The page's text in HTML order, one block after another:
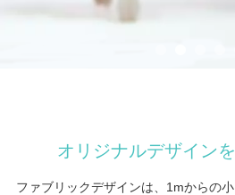
オリジナルデザイン
ファブリックデザインは、1mからの